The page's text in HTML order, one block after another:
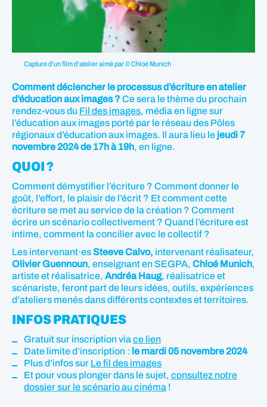
Capture d'un film d'atelier aimé par © Chloé Munich
Comment déclencher le processus d’écriture en atelier
d’éducation aux images ? Ce sera le thème du prochain
rendez-vous du Fil des images, média en ligne sur
l’éducation aux images porté par le réseau des Pôles
régionaux d’éducation aux images. Il aura lieu le jeudi 7
novembre 2024 de 17h à 19h, en ligne.
QUOI ?
Comment démystifier l’écriture ? Comment donner le
goût, l’effort, le plaisir de l’écrit ? Et comment cette
écriture se met au service de la création ? Comment
écrire un scénario collectivement ? Quand l’écriture est
intime, comment la concilier avec le collectif ?
Les intervenant·esSteeve Calvo, intervenant réalisateur,
Olivier Guennoun, enseignant en SEGPA, Chloé Munich,
artiste et réalisatrice, Andréa Haug, réalisatrice et
scénariste, feront part de leurs idées, outils, expériences
d’ateliers menés dans différents contextes et territoires.
INFOS PRATIQUES
Gratuit sur inscription viace lien
Date limite d’inscription : le mardi 05 novembre 2024
Plus d’infos sur Le fil des images
Et pour vous plonger dans le sujet, consultez notre
dossier sur le scénario au cinéma !